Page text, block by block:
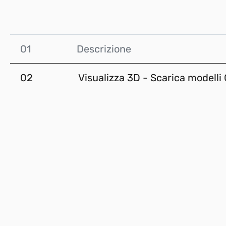
01 Descrizione
02 Visualizza 3D - Scarica modelli